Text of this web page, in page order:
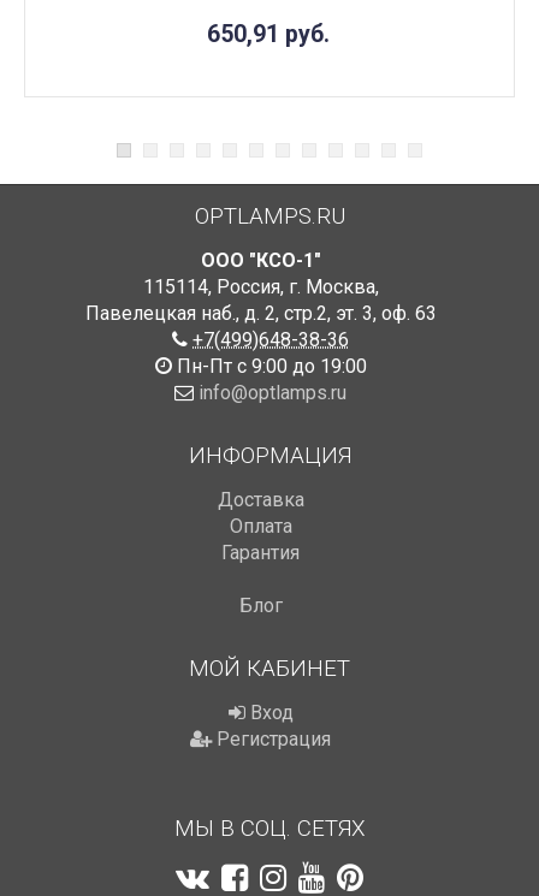
650,91 руб.
OPTLAMPS.RU
ООО "КСО-1"
115114, Россия, г. Москва,
Павелецкая наб., д. 2, стр.2, эт. 3, оф. 63
+7(499)648-38-36
Пн-Пт с 9:00 до 19:00
info@optlamps.ru
ИНФОРМАЦИЯ
Доставка
Оплата
Гарантия
Блог
МОЙ КАБИНЕТ
Вход
Регистрация
МЫ В СОЦ. СЕТЯХ